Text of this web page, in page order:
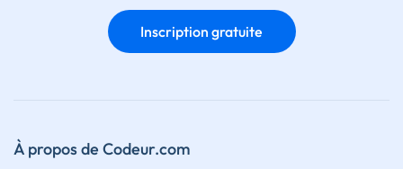
Inscription gratuite
À propos de Codeur.com